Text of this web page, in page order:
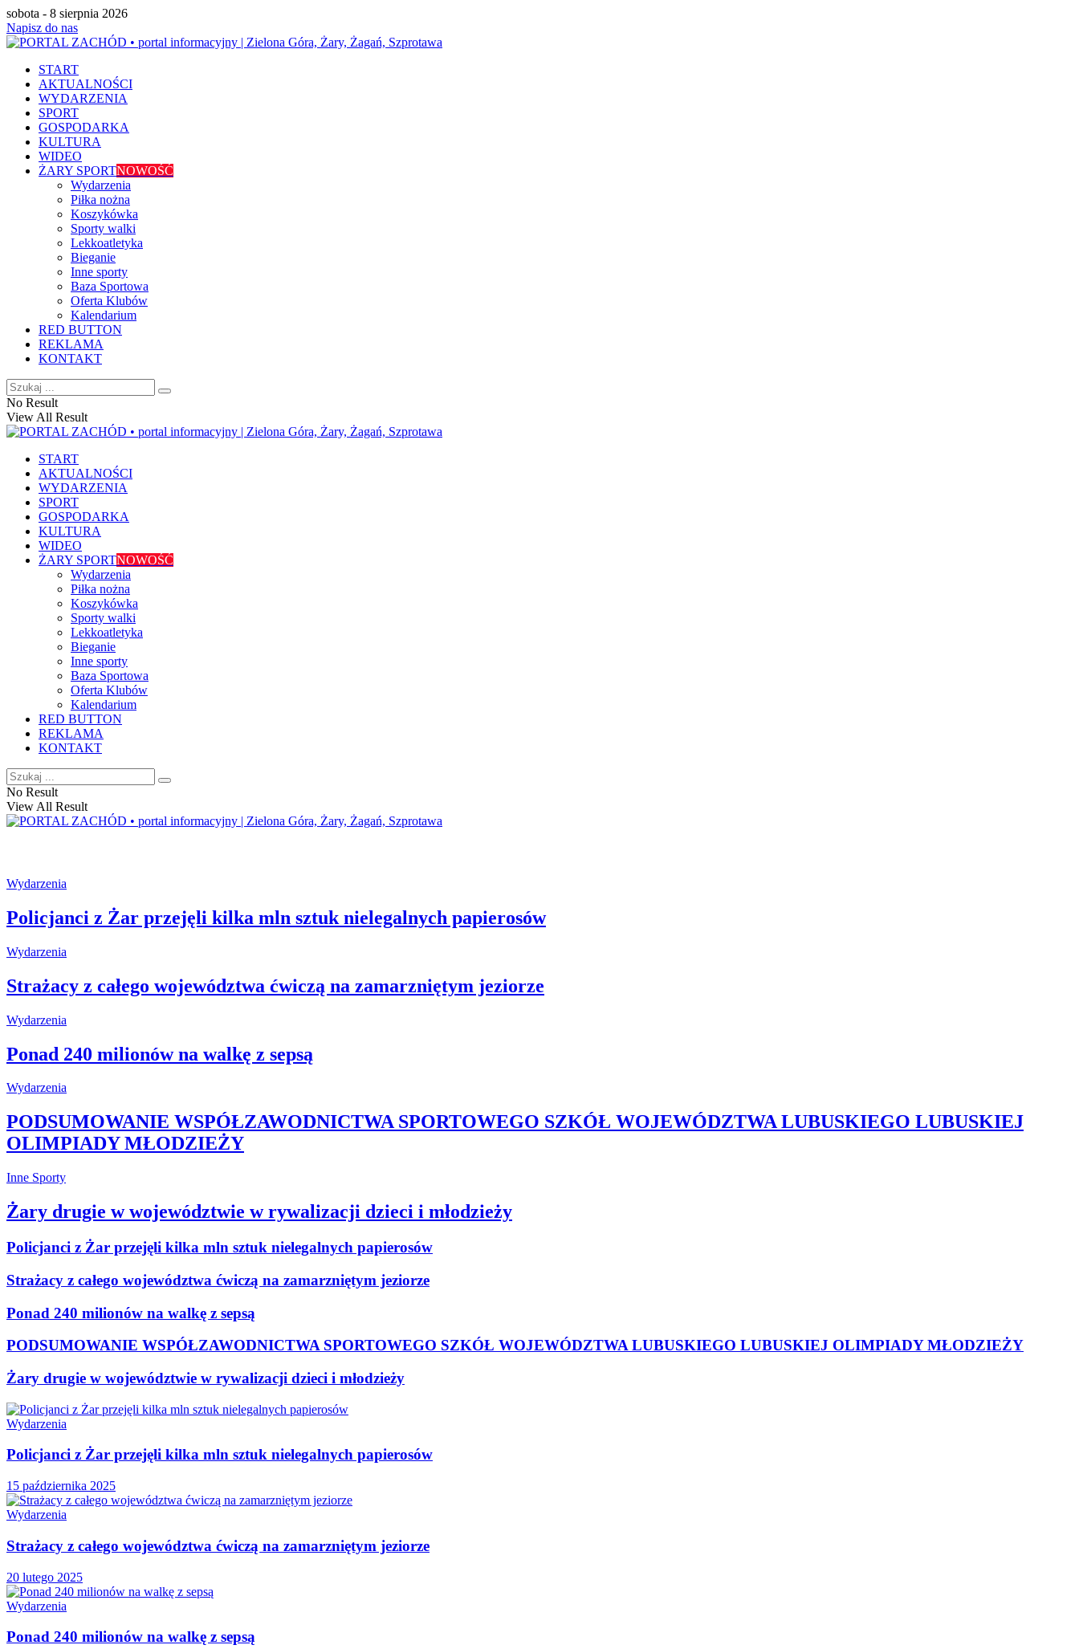
sobota - 8 sierpnia 2026
Napisz do nas
START
AKTUALNOŚCI
WYDARZENIA
SPORT
GOSPODARKA
KULTURA
WIDEO
ŻARY SPORTNOWOŚĆ
Wydarzenia
Piłka nożna
Koszykówka
Sporty walki
Lekkoatletyka
Bieganie
Inne sporty
Baza Sportowa
Oferta Klubów
Kalendarium
RED BUTTON
REKLAMA
KONTAKT
No Result
View All Result
START
AKTUALNOŚCI
WYDARZENIA
SPORT
GOSPODARKA
KULTURA
WIDEO
ŻARY SPORTNOWOŚĆ
Wydarzenia
Piłka nożna
Koszykówka
Sporty walki
Lekkoatletyka
Bieganie
Inne sporty
Baza Sportowa
Oferta Klubów
Kalendarium
RED BUTTON
REKLAMA
KONTAKT
No Result
View All Result
Wydarzenia
Policjanci z Żar przejęli kilka mln sztuk nielegalnych papierosów
Wydarzenia
Strażacy z całego województwa ćwiczą na zamarzniętym jeziorze
Wydarzenia
Ponad 240 milionów na walkę z sepsą
Wydarzenia
PODSUMOWANIE WSPÓŁZAWODNICTWA SPORTOWEGO SZKÓŁ WOJEWÓDZTWA LUBUSKIEGO LUBUSKIEJ
OLIMPIADY MŁODZIEŻY
Inne Sporty
Żary drugie w województwie w rywalizacji dzieci i młodzieży
Policjanci z Żar przejęli kilka mln sztuk nielegalnych papierosów
Strażacy z całego województwa ćwiczą na zamarzniętym jeziorze
Ponad 240 milionów na walkę z sepsą
PODSUMOWANIE WSPÓŁZAWODNICTWA SPORTOWEGO SZKÓŁ WOJEWÓDZTWA LUBUSKIEGO LUBUSKIEJ OLIMPIADY MŁODZIEŻY
Żary drugie w województwie w rywalizacji dzieci i młodzieży
Wydarzenia
Policjanci z Żar przejęli kilka mln sztuk nielegalnych papierosów
15 października 2025
Wydarzenia
Strażacy z całego województwa ćwiczą na zamarzniętym jeziorze
20 lutego 2025
Wydarzenia
Ponad 240 milionów na walkę z sepsą